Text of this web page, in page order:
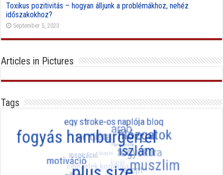
Toxikus pozitivitás – hogyan álljunk a problémákhoz, nehéz
időszakokhoz?
September 5, 2023
Articles in Pictures
Tags